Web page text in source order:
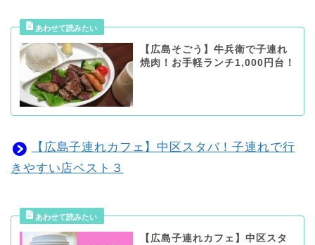
【広島そごう】牛兵衛で子連れ
焼肉！お手軽ランチ1,000円台！
【広島子連れカフェ】中区スタバ！子連れで行
きやすい店ベスト３
【広島子連れカフェ】中区スタ